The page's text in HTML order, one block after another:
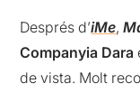
Després d’iMe,
Companyia Dara
de vista. Molt